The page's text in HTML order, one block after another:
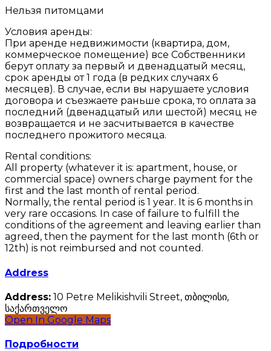
Нельзя питомцами
Условия аренды:
При аренде недвижимости (квартира, дом,
коммерческое помещение) все Собственники
берут оплату за первый и двенадцатый месяц,
срок аренды от 1 года (в редких случаях 6
месяцев). В случае, если вы нарушаете условия
договора и съезжаете раньше срока, то оплата за
последний (двенадцатый или шестой) месяц не
возвращается и не засчитывается в качестве
последнего прожитого месяца.
Rental conditions:
All property (whatever it is: apartment, house, or
commercial space) owners charge payment for the
first and the last month of rental period.
Normally, the rental period is 1 year. It is 6 months in
very rare occasions. In case of failure to fulfill the
conditions of the agreement and leaving earlier than
agreed, then the payment for the last month (6th or
12th) is not reimbursed and not counted.
Address
Address: 10 Petre Melikishvili Street, თბილისი,
საქართველო
Open In Google Maps
Подробности